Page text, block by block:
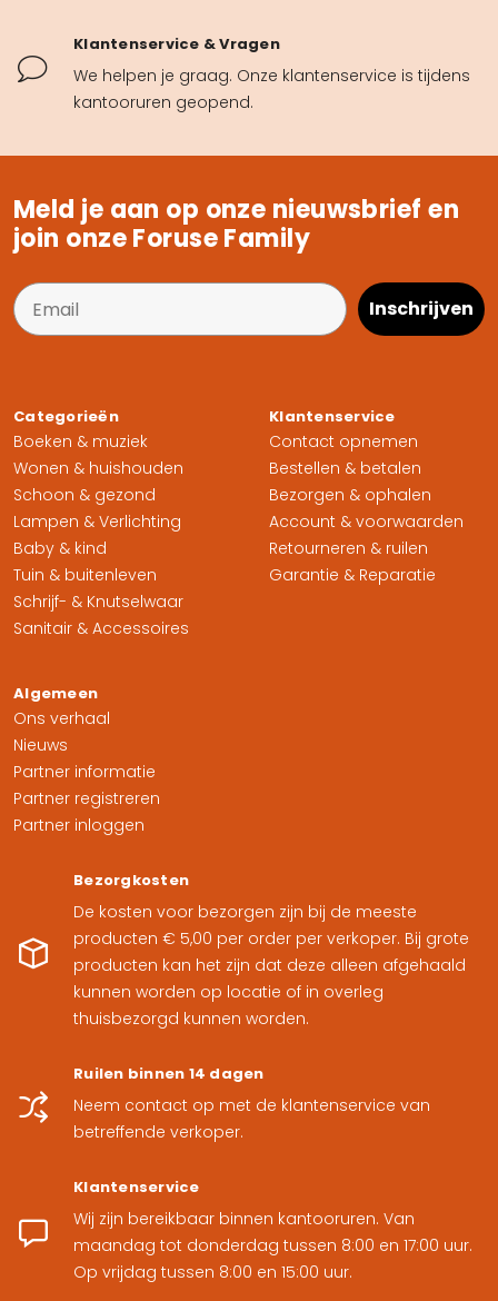
Klantenservice & Vragen
We helpen je graag. Onze klantenservice is tijdens
kantooruren geopend.
Meld je aan op onze nieuwsbrief en
join onze Foruse Family
Inschrijven
Categorieën
Boeken & muziek
Wonen & huishouden
Schoon & gezond
Lampen & Verlichting
Baby & kind
Tuin & buitenleven
Schrijf- & Knutselwaar
Sanitair & Accessoires
Klantenservice
Contact opnemen
Bestellen & betalen
Bezorgen & ophalen
Account & voorwaarden
Retourneren & ruilen
Garantie & Reparatie
Algemeen
Ons verhaal
Nieuws
Partner informatie
Partner registreren
Partner inloggen
Bezorgkosten
De kosten voor bezorgen zijn bij de meeste
producten € 5,00 per order per verkoper. Bij grote
producten kan het zijn dat deze alleen afgehaald
kunnen worden op locatie of in overleg
thuisbezorgd kunnen worden.
Ruilen binnen 14 dagen
Neem contact op met de klantenservice van
betreffende verkoper.
Klantenservice
Wij zijn bereikbaar binnen kantooruren. Van
maandag tot donderdag tussen 8:00 en 17:00 uur.
Op vrijdag tussen 8:00 en 15:00 uur.
Join onze
de